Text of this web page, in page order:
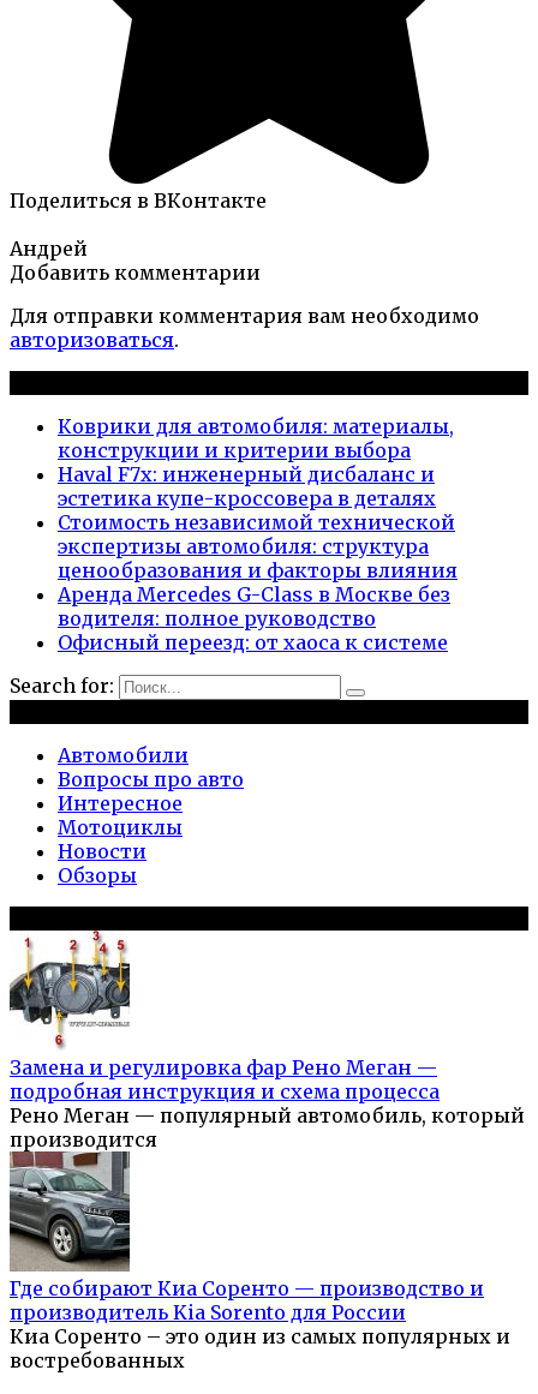
Поделиться в ВКонтакте
Андрей
Добавить комментарии
Для отправки комментария вам необходимо
авторизоваться.
Коврики для автомобиля: материалы,
конструкции и критерии выбора
Haval F7x: инженерный дисбаланс и
эстетика купе-кроссовера в деталях
Стоимость независимой технической
экспертизы автомобиля: структура
ценообразования и факторы влияния
Аренда Mercedes G-Class в Москве без
водителя: полное руководство
Офисный переезд: от хаоса к системе
Search for:
Автомобили
Вопросы про авто
Интересное
Мотоциклы
Новости
Обзоры
Замена и регулировка фар Рено Меган —
подробная инструкция и схема процесса
Рено Меган — популярный автомобиль, который
производится
Где собирают Киа Соренто — производство и
производитель Kia Sorento для России
Киа Соренто – это один из самых популярных и
востребованных